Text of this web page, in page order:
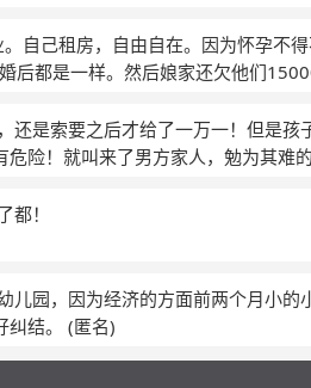
很矛盾！(匿名)
赚的钱不多，又没时间陪她，要么
月的工资我都给她，我就留个吃饭
在已经被折磨疯了。请老师救救我
友分手 等我他们有钱了我们再结婚
子 就是我男友不在意以后可以再生
以商量说明经济状况 他们一家工资
着小孩饿死 我现在不知道怎么说服
自己租房，自由自在。因为怀孕不
后都是一样。然后娘家还欠他们
买不起好的，以前大大方方的人，
妈妈想让我哺乳期过后去上班。平
一套普通70多平套房。全家人宁愿
，生完孩子赶紧跑吗。(匿名)
还是索要之后才给了一万一！但是孩
险！就叫来了男方家人，勉为其难
发一直掉，心里压力很大每天都到
！
儿园，因为经济的方面前两个月小的
结。 (匿名)